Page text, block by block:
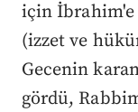
için
(izzet ve
Gecenin
gördü,